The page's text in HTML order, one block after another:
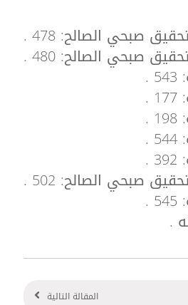
المقالة التالية